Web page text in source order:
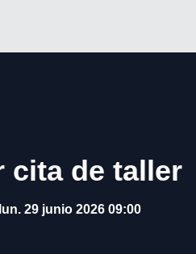
cita de taller
lun. 29 junio 2026 09:00